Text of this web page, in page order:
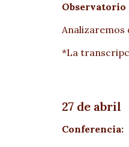
Observatorio
Analizaremos
*La
27 de abril
Conferencia: